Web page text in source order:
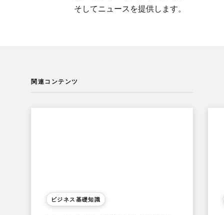
そして​ニュースを​提供します。
関連コンテンツ
ビジネス基礎知識